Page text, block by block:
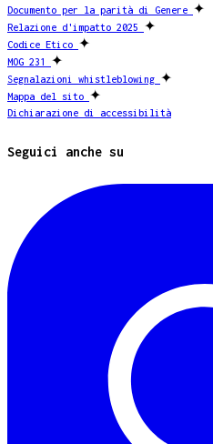
Documento per la parità di Genere ✦
Relazione d'impatto 2025 ✦
Codice Etico ✦
MOG 231 ✦
Segnalazioni whistleblowing ✦
Mappa del sito ✦
Dichiarazione di accessibilità
Seguici anche su